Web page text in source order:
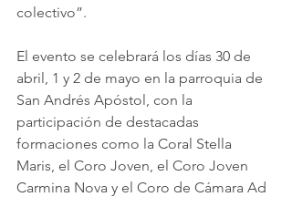
colectivo”.
El evento se celebrará los días 30 de
abril, 1 y 2 de mayo en la parroquia de
San Andrés Apóstol, con la
participación de destacadas
formaciones como la Coral Stella
Maris, el Coro Joven, el Coro Joven
Carmina Nova y el Coro de Cámara Ad